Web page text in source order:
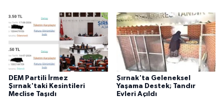
DEM Partili İrmez
Şırnak'taki Kesintileri
Meclise Taşıdı
Şırnak'ta Geleneksel
Yaşama Destek; Tandır
Evleri Açıldı